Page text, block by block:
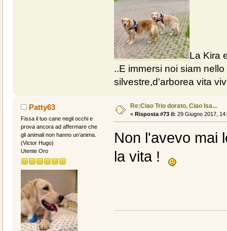
La Kira
..E immersi noi siam nello
silvestre,d'arborea vita
Patty63
Fissa il tuo cane negli occhi e
prova ancora ad affermare che
gli animali non hanno un’anima.
(Victor Hugo)
Utente Oro
Re:Ciao Trio dorato, Ciao Isa...
« Risposta #73 il: 29 Giugno 2017,
Non l'avevo mai
la vita !